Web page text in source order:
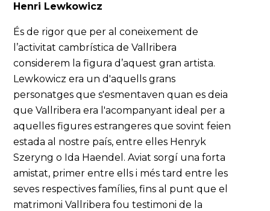
Henri Lewkowicz
És de rigor que per al coneixement de
l’activitat cambrística de Vallribera
considerem la figura d’aquest gran artista.
Lewkowicz era un d'aquells grans
personatges que s'esmentaven quan es deia
que Vallribera era l'acompanyant ideal per a
aquelles figures estrangeres que sovint feien
estada al nostre país, entre elles Henryk
Szeryng o Ida Haendel. Aviat sorgí una forta
amistat, primer entre ells i més tard entre les
seves respectives famílies, fins al punt que el
matrimoni Vallribera fou testimoni de la